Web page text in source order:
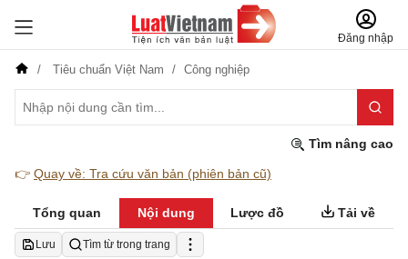
Đăng nhập
Tiêu chuẩn Việt Nam Công nghiệp
Tìm nâng cao
👉 Quay về: Tra cứu văn bản (phiên bản cũ)
Tổng quan Nội dung Lược đồ Tải về
Lưu Tìm từ trong trang